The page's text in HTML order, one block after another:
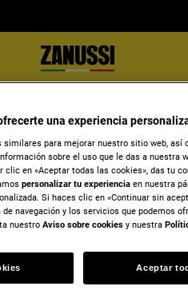
una experiencia
para mejorar nuestro sitio web, así
sobre el uso que le das a nuestra
clic en «Aceptar todas las cookies», das tu
personalizar tu experiencia en nuestra
Si haces clic en «Continuar sin
navegación y los servicios que podemos
nuestro Aviso sobre cookies y nuestra
Aceptar